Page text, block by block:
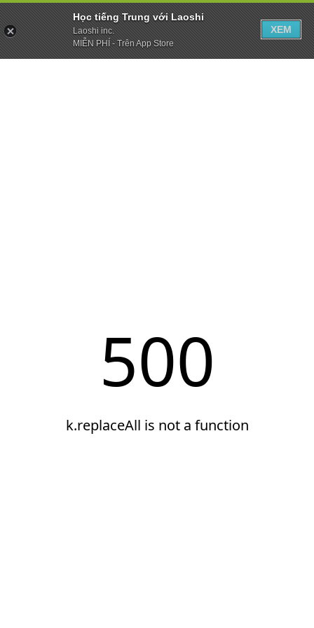
Học tiếng Trung với Laoshi
Laoshi inc.
MIỄN PHÍ - Trên App Store
XEM
500
k.replaceAll is not a function